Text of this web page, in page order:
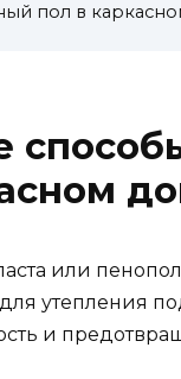
пол в
или
утепления
и